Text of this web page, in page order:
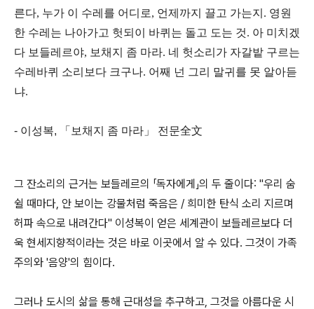
른다, 누가 이 수레를 어디로, 언제까지 끌고 가는지. 영원
한 수레는 나아가고 헛되이 바퀴는 돌고 도는 것. 아 미치겠
다 보들레르야, 보채지 좀 마라. 네 헛소리가 자갈밭 구르는
수레바퀴 소리보다 크구나. 어째 넌 그리 말귀를 못 알아듣
냐.
- 이성복, 「보채지 좀 마라」 전문全文
그 잔소리의 근거는 보들레르의 「독자에게」의 두 줄이다: "우리 숨
쉴 때마다, 안 보이는 강물처럼 죽음은 / 희미한 탄식 소리 지르며
허파 속으로 내려간다" 이성복이 얻은 세계관이 보들레르보다 더
욱 현세지향적이라는 것은 바로 이곳에서 알 수 있다. 그것이 가족
주의와 '음양'의 힘이다.
그러나 도시의 삶을 통해 근대성을 추구하고, 그것을 아름다운 시